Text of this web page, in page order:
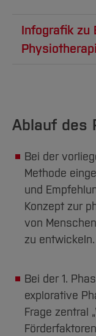
Infografik zu
Ablauf des
Bei der
Methode
und
Konzept zur
von
zu entwickeln.
Bei der 1.
explorative
Frage zentral